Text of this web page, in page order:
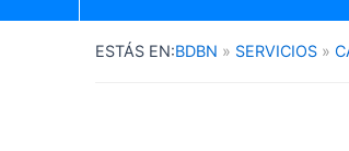
BDBN SERVICIOS